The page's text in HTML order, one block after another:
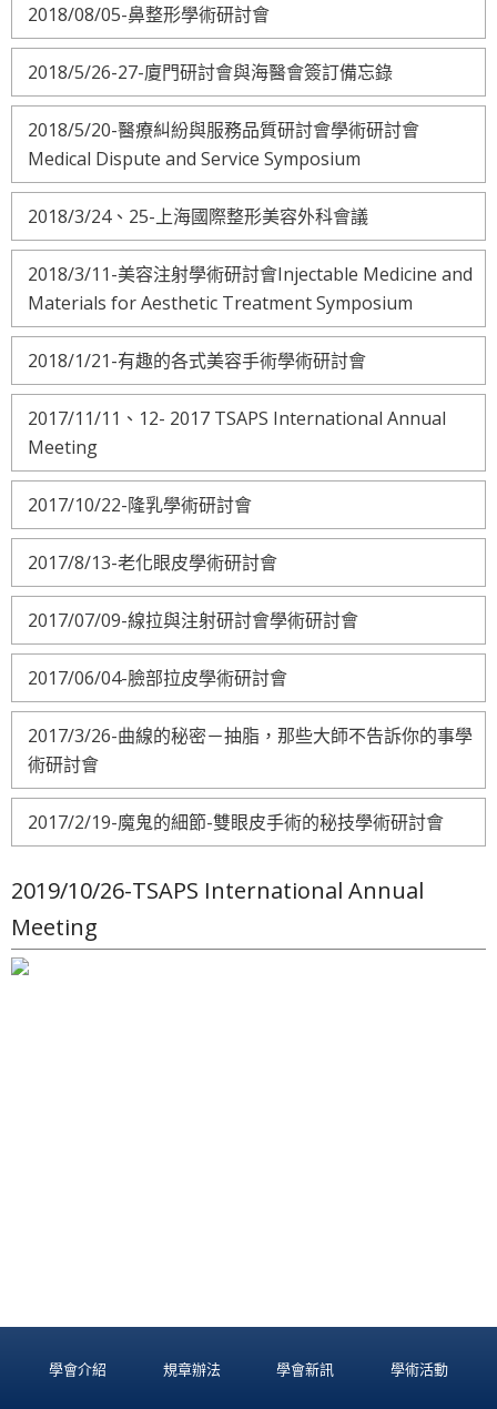
2018/08/05-鼻整形學術研討會
2018/5/26-27-廈門研討會與海醫會簽訂備忘錄
2018/5/20-醫療糾紛與服務品質研討會學術研討會
Medical Dispute and Service Symposium
2018/3/24、25-上海國際整形美容外科會議
2018/3/11-美容注射學術研討會Injectable Medicine and
Materials for Aesthetic Treatment Symposium
2018/1/21-有趣的各式美容手術學術研討會
2017/11/11、12- 2017 TSAPS International Annual
Meeting
2017/10/22-隆乳學術研討會
2017/8/13-老化眼皮學術研討會
2017/07/09-線拉與注射研討會學術研討會
2017/06/04-臉部拉皮學術研討會
2017/3/26-曲線的秘密－抽脂，那些大師不告訴你的事學
術研討會
2017/2/19-魔鬼的細節-雙眼皮手術的秘技學術研討會
2019/10/26-TSAPS International Annual
Meeting
學會介紹 規章辦法 學會新訊 學術活動